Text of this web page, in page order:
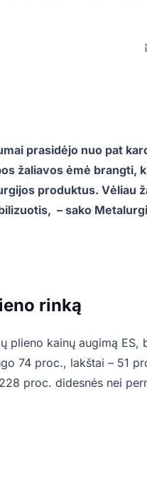
prasidėjo nuo pat
žaliavos ėmė brangti,
produktus. Vėliau
– sako
rinką
plieno kainų augimą
74 proc., lakštai – 51
proc. didesnės nei